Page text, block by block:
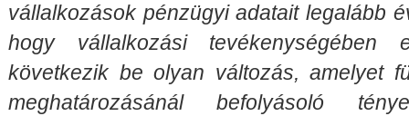
vállalkozások pénzügyi adatait legalább
hogy vállalkozási
következik be olyan változás, amelyet
meghatározásánál befolyásoló